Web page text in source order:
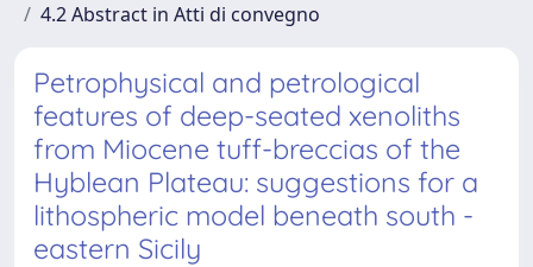
4.2 Abstract in Atti di convegno
Petrophysical and petrological
features of deep-seated xenoliths
from Miocene tuff-breccias of the
Hyblean Plateau: suggestions for a
lithospheric model beneath south -
eastern Sicily